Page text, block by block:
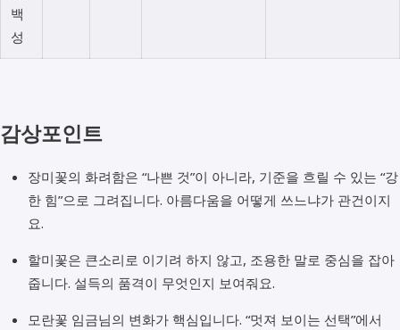
백
성
감상포인트
장미꽃의 화려함은 “나쁜 것”이 아니라, 기준을 흐릴 수 있는 “강
한 힘”으로 그려집니다. 아름다움을 어떻게 쓰느냐가 관건이지
요.
할미꽃은 큰소리로 이기려 하지 않고, 조용한 말로 중심을 잡아
줍니다. 설득의 품격이 무엇인지 보여줘요.
모란꽃 임금님의 변화가 핵심입니다. “멋져 보이는 선택”에서